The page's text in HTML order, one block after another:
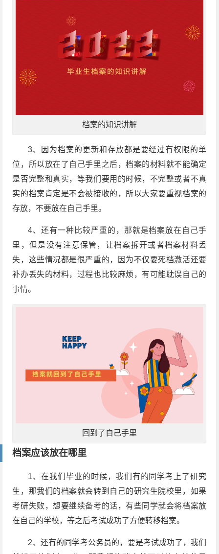
档案的知识讲解
3、因为档案的更新和存放都是要经过有权限的单
位，所以放在了自己手里之后，档案的材料就不能确定
是否完整和真实，等我们要用的时候，不完整或者不真
实的档案肯定是不会被接收的，所以大家要重视档案的
存放，不要放在自己手里。
4、还有一种比较严重的，那就是档案放在自己手
里，但是没有注意保管，让档案拆开或者档案材料丢
失，这些情况都是很严重的，因为不仅要死档激活还要
补办丢失的材料，过程也比较麻烦，有可能耽误自己的
事情。
回到了自己手里
档案应该放在哪里
1、在我们毕业的时候，我们有的同学考上了研究
生，那我们的档案就会转到自己的研究生院校里，如果
考研失败，想要继续备考的话，有些同学就会将档案放
在自己的学校，等之后考试成功了方便转移档案。
2、还有的同学考公务员的，要是考试成功了，我们